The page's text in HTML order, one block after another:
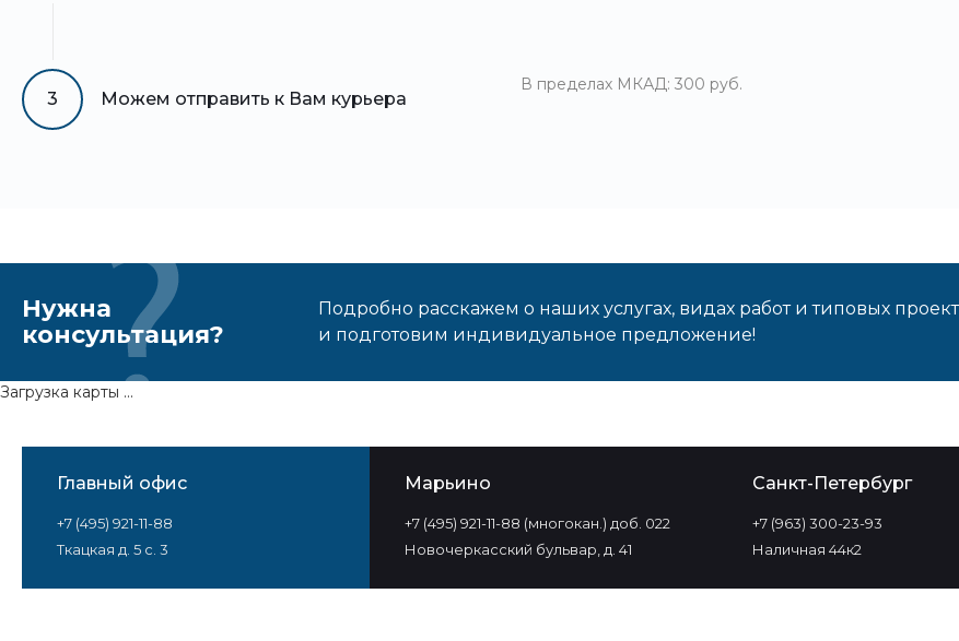
3 Можем отправить к Вам курьера
В пределах МКАД: 300 руб.
Нужна
консультация?
Подробно расскажем о наших услугах, видах работ и типовых
и подготовим индивидуальное предложение!
Главный офис
+7 (495) 921-11-88
Ткацкая д. 5 с. 3
Марьино
+7 (495) 921-11-88 (многокан.) доб. 022
Новочеркасский бульвар, д. 41
Санкт-Петербург
+7 (963) 300-23-93
Наличная 44к2
Загрузка карты ...